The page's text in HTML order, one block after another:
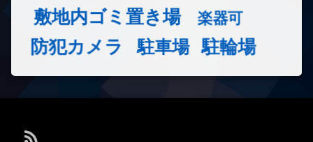
敷地内ゴミ置き場
楽器可
防犯カメラ 駐車場 駐輪場